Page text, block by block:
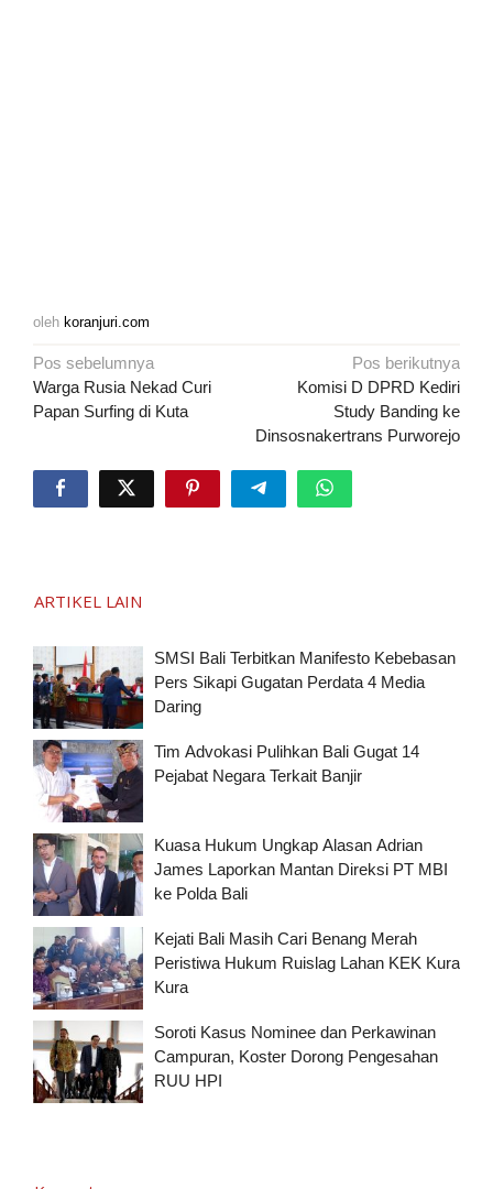
oleh koranjuri.com
Navigasi
pos
Pos sebelumnya
Warga Rusia Nekad Curi
Papan Surfing di Kuta
Pos berikutnya
Komisi D DPRD Kediri
Study Banding ke
Dinsosnakertrans Purworejo
ARTIKEL LAIN
SMSI Bali Terbitkan Manifesto Kebebasan
Pers Sikapi Gugatan Perdata 4 Media
Daring
Tim Advokasi Pulihkan Bali Gugat 14
Pejabat Negara Terkait Banjir
Kuasa Hukum Ungkap Alasan Adrian
James Laporkan Mantan Direksi PT MBI
ke Polda Bali
Kejati Bali Masih Cari Benang Merah
Peristiwa Hukum Ruislag Lahan KEK Kura
Kura
Soroti Kasus Nominee dan Perkawinan
Campuran, Koster Dorong Pengesahan
RUU HPI